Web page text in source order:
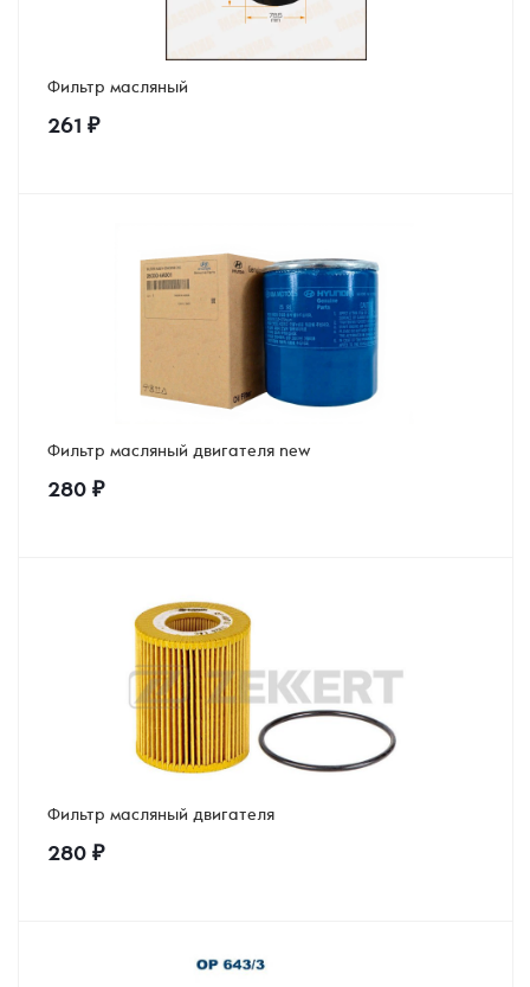
Фильтр масляный
261 ₽
Фильтр масляный двигателя new
280 ₽
Фильтр масляный двигателя
280 ₽